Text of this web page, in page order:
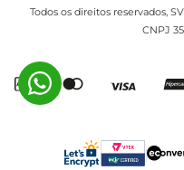
Todos os direitos reservados,
CNPJ